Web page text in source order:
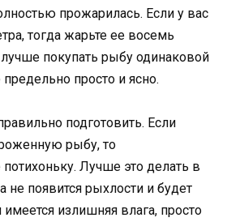
прожарилась. Если у вас
тогда жарьте ее восемь
покупать рыбу одинаковой
просто и ясно.
подготовить. Если
рыбу, то
Лучше это делать в
не появится рыхлости и будет
имеется излишняя влага, просто